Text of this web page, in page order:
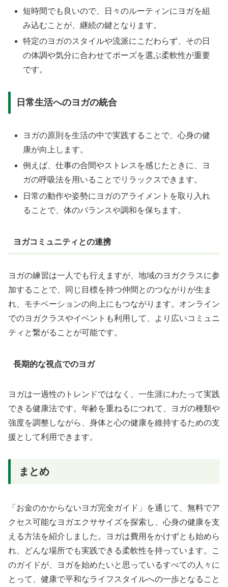
短時間でも良いので、日々のルーティンにヨガを組
み込むことが、継続の鍵となります。
特定のヨガのスタイルや流派にこだわらず、その日
の体調や気分に合わせてポーズを選ぶ柔軟性が重要
です。
日常生活へのヨガの統合
ヨガの原則を生活の中で実践することで、心身の健
康が向上します。
例えば、仕事の合間やストレスを感じたときに、ヨ
ガの呼吸法を用いることでリラックスできます。
日常の動作や姿勢にヨガのアライメントを取り入れ
ることで、体のバランスや調和を保ちます。
ヨガコミュニティとの連携
ヨガの練習は一人でも行えますが、地域のヨガクラスに参
加することで、同じ目標を持つ仲間とのつながりが生ま
れ、モチベーションの向上にもつながります。オンライン
でのヨガクラスやイベントも利用して、より広いコミュニ
ティと繋がることが可能です。
長期的な視点でのヨガ
ヨガは一過性のトレンドではなく、一生涯にわたって実践
できる健康法です。年齢を重ねるにつれて、ヨガの種類や
強度を調整しながら、身体と心の健康を維持するための支
援として利用できます。
まとめ
「お金のかからないヨガ完全ガイド」を通じて、無料でア
クセス可能なヨガエクササイズを探索し、心身の健康を支
える方法を紹介しました。ヨガは費用をかけずとも始めら
れ、どんな場所でも実践できる柔軟性を持っています。こ
のガイドが、ヨガを始めたいと思っているすべての人々に
とって、健康で平和なライフスタイルへの一歩となること